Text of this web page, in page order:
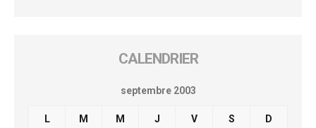
CALENDRIER
septembre 2003
L M M J V S D